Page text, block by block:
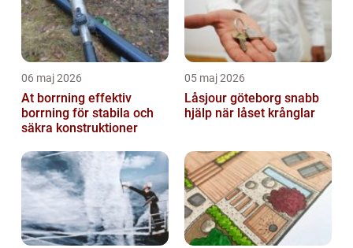
06 maj 2026
At borrning effektiv
borrning för stabila och
säkra konstruktioner
05 maj 2026
Låsjour göteborg snabb
hjälp när låset krånglar